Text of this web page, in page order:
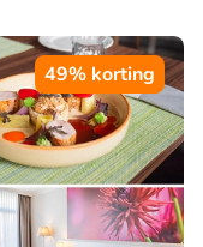
49% korting